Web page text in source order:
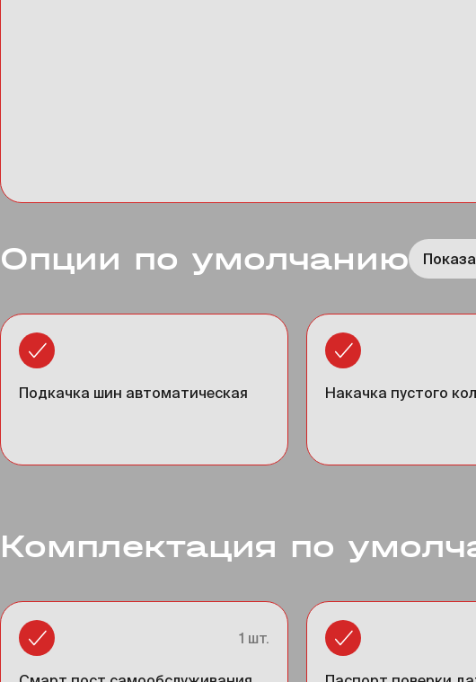
Опции по умолчанию
Подкачка шин автоматическая Накачка пустого
Комплектация по
1 шт.